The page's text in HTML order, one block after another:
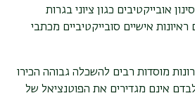
אובייקטיבים כגון ציוני בגרות
אישיים סובייקטיביים מכתבי
מוסדות רבים להשכלה גבוהה הכירו
אינם מגדירים את הפוטנציאל של